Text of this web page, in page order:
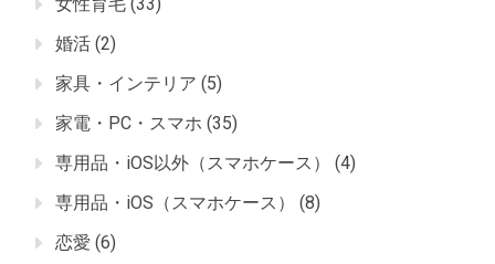
婚活 (2)
家具・インテリア (5)
家電・PC・スマホ (35)
専用品・iOS以外（スマホケース）
(4)
専用品・iOS（スマホケース）
(8)
恋愛 (6)